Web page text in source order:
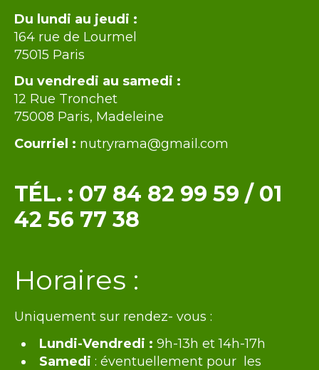
Intro
Du lundi au jeudi :
164 rue de Lourmel
75015 Paris
Du vendredi au samedi :
12 Rue Tronchet
75008 Paris, Madeleine
Courriel : nutryrama@gmail.com
TÉL. : 07 84 82 99 59 / 01
42 56 77 38
Texte
Horaires :
Uniquement sur rendez- vous :
Lundi-Vendredi : 9h-13h et 14h-17h
Samedi : éventuellement pour les